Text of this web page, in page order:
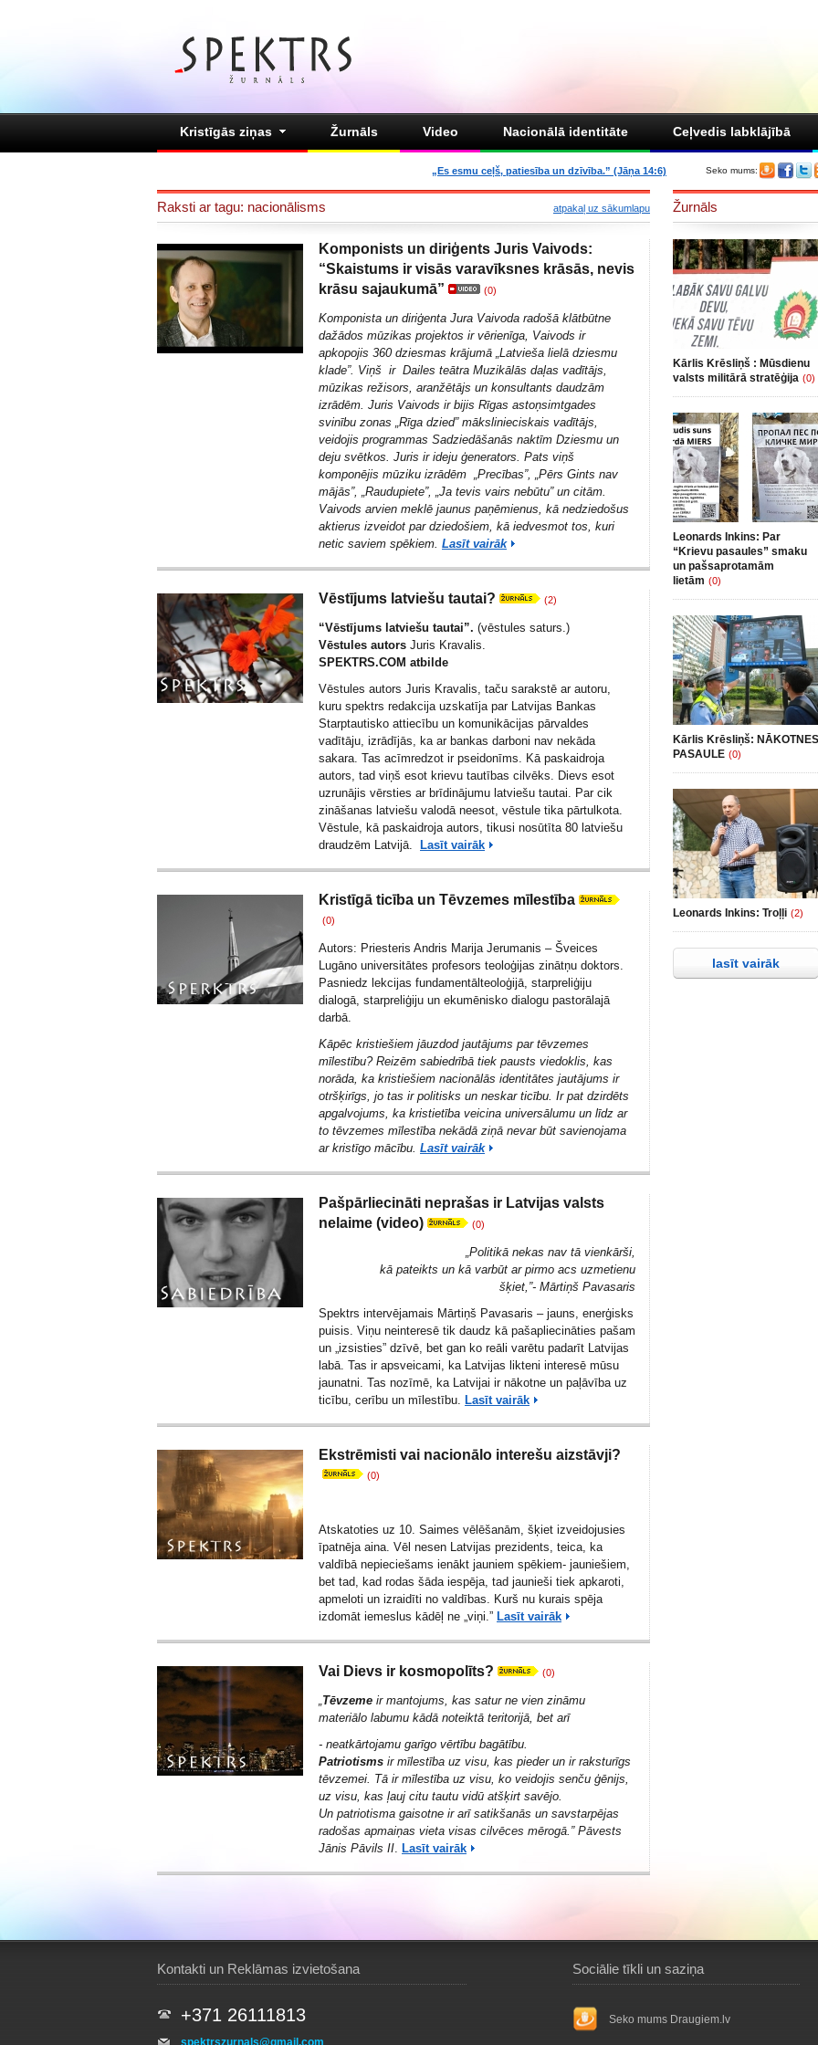
Kristīgās ziņas Žurnāls Video Nacionālā identitāte Ceļvedis labklājībā
Seko mums:
„Es esmu ceļš, patiesība un dzīvība.” (Jāņa 14:6)
Raksti ar tagu: nacionālisms atpakaļ uz sākumlapu
Komponists un diriģents Juris Vaivods:
“Skaistums ir visās varavīksnes krāsās, nevis
krāsu sajaukumā”
(0)
Komponista un diriģenta Jura Vaivoda radošā klātbūtne
dažādos mūzikas projektos ir vērienīga, Vaivods ir
apkopojis 360 dziesmas krājumā „Latvieša lielā dziesmu
klade”. Viņš ir Dailes teātra Muzikālās daļas vadītājs,
mūzikas režisors, aranžētājs un konsultants daudzām
izrādēm. Juris Vaivods ir bijis Rīgas astoņsimtgades
svinību zonas „Rīga dzied” mākslinieciskais vadītājs,
veidojis programmas Sadziedāšanās naktīm Dziesmu un
deju svētkos. Juris ir ideju ģenerators. Pats viņš
komponējis mūziku izrādēm „Precības”, „Pērs Gints nav
mājās”, „Raudupiete”, „Ja tevis vairs nebūtu” un citām.
Vaivods arvien meklē jaunus paņēmienus, kā nedziedošus
aktierus izveidot par dziedošiem, kā iedvesmot tos, kuri
netic saviem spēkiem. Lasīt vairāk
Vēstījums latviešu tautai? (2)
“Vēstījums latviešu tautai”. (vēstules saturs.)
Vēstules autors Juris Kravalis.
SPEKTRS.COM atbilde
Vēstules autors Juris Kravalis, taču sarakstē ar autoru,
kuru spektrs redakcija uzskatīja par Latvijas Bankas
Starptautisko attiecību un komunikācijas pārvaldes
vadītāju, izrādījās, ka ar bankas darboni nav nekāda
sakara. Tas acīmredzot ir pseidonīms. Kā paskaidroja
autors, tad viņš esot krievu tautības cilvēks. Dievs esot
uzrunājis vērsties ar brīdinājumu latviešu tautai. Par cik
zināšanas latviešu valodā neesot, vēstule tika pārtulkota.
Vēstule, kā paskaidroja autors, tikusi nosūtīta 80 latviešu
draudzēm Latvijā.
Lasīt vairāk
Kristīgā ticība un Tēvzemes mīlestība
(0)
Autors: Priesteris Andris Marija Jerumanis – Šveices
Lugāno universitātes profesors teoloģijas zinātņu doktors.
Pasniedz lekcijas fundamentālteoloģijā, starpreliģiju
dialogā, starpreliģiju un ekumēnisko dialogu pastorālajā
darbā.
Kāpēc kristiešiem jāuzdod jautājums par tēvzemes
mīlestību? Reizēm sabiedrībā tiek pausts viedoklis, kas
norāda, ka kristiešiem nacionālās identitātes jautājums ir
otršķirīgs, jo tas ir politisks un neskar ticību. Ir pat dzirdēts
apgalvojums, ka kristietība veicina universālumu un līdz ar
to tēvzemes mīlestība nekādā ziņā nevar būt savienojama
ar kristīgo mācību. Lasīt vairāk
Pašpārliecināti neprašas ir Latvijas valsts
nelaime (video)
(0)
„Politikā nekas nav tā vienkārši,
kā pateikts un kā varbūt ar pirmo acs uzmetienu
šķiet,”- Mārtiņš Pavasaris
Spektrs intervējamais Mārtiņš Pavasaris – jauns, enerģisks
puisis. Viņu neinteresē tik daudz kā pašapliecināties pašam
un „izsisties” dzīvē, bet gan ko reāli varētu padarīt Latvijas
labā. Tas ir apsveicami, ka Latvijas likteni interesē mūsu
jaunatni. Tas nozīmē, ka Latvijai ir nākotne un paļāvība uz
ticību, cerību un mīlestību. Lasīt vairāk
Ekstrēmisti vai nacionālo interešu aizstāvji?
(0)
Atskatoties uz 10. Saimes vēlēšanām, šķiet izveidojusies
īpatnēja aina. Vēl nesen Latvijas prezidents, teica, ka
valdībā nepieciešams ienākt jauniem spēkiem- jauniešiem,
bet tad, kad rodas šāda iespēja, tad jaunieši tiek apkaroti,
apmeloti un izraidīti no valdības. Kurš nu kurais spēja
izdomāt iemeslus kādēļ ne „viņi.” Lasīt vairāk
Vai Dievs ir kosmopolīts? (0)
„Tēvzeme ir mantojums, kas satur ne vien zināmu
materiālo labumu kādā noteiktā teritorijā, bet arī
- neatkārtojamu garīgo vērtību bagātību.
Patriotisms ir mīlestība uz visu, kas pieder un ir raksturīgs
tēvzemei. Tā ir mīlestība uz visu, ko veidojis senču ģēnijs,
uz visu, kas ļauj citu tautu vidū atšķirt savējo.
Un patriotisma gaisotne ir arī satikšanās un savstarpējas
radošas apmaiņas vieta visas cilvēces mērogā.” Pāvests
Jānis Pāvils II. Lasīt vairāk
Žurnāls
Kārlis Krēsliņš : Mūsdienu
valsts militārā stratēģija (0)
Leonards Inkins: Par
“Krievu pasaules” smaku
un pašsaprotamām
lietām (0)
Kārlis Krēsliņš: NĀKOTNES
PASAULE (0)
Leonards Inkins: Troļļi (2)
lasīt vairāk
Kontakti un Reklāmas izvietošana
+371 26111813
spektrszurnals@gmail.com
Sociālie tīkli un saziņa
Seko mums Draugiem.lv